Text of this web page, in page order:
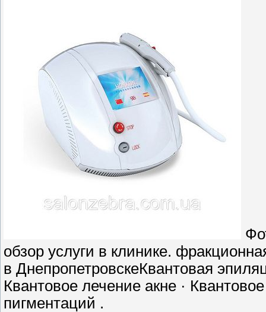
обзор услуги в клинике.
в ДнепропетровскеКвантовая
Квантовое лечение акне ·
пигментаций .